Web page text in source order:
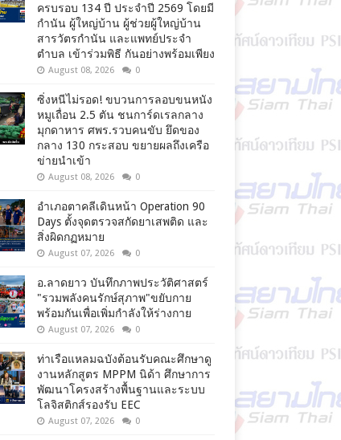
ครบรอบ 134 ปี ประจำปี 2569 โดยมี
กำนัน ผู้ใหญ่บ้าน ผู้ช่วยผู้ใหญ่บ้าน
สารวัตรกำนัน และแพทย์ประจำ
ตำบล เข้าร่วมพิธี กันอย่างพร้อมเพียง
August 08, 2026 0
ซิ่งหนีไม่รอด! ขบวนการลอบขนหนัง
หมูเถื่อน 2.5 ตัน ชนการ์ดเรลกลาง
มุกดาหาร ศพร.รวบคนขับ ยึดของ
กลาง 130 กระสอบ ขยายผลถึงเครือ
ข่ายนำเข้า
August 08, 2026 0
อำเภอตาคลีเดินหน้า Operation 90
Days ตั้งจุดตรวจสกัดยาเสพติด และ
สิ่งผิดกฏหมาย
August 07, 2026 0
อ.ลาดยาว บันทึกภาพประวัติศาสตร์
"รวมพลังคนรักษ์สุภาพ"ขยับกาย
พร้อมกันเพื่อเพิ่มกำลังให้ร่างกาย
August 07, 2026 0
ท่าเรือแหลมฉบังต้อนรับคณะศึกษาดู
งานหลักสูตร MPPM นิด้า ศึกษาการ
พัฒนาโครงสร้างพื้นฐานและระบบ
โลจิสติกส์รองรับ EEC
August 07, 2026 0